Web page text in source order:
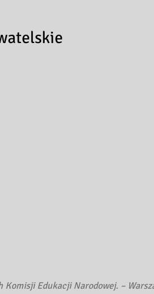
Edukacji Narodowej. –